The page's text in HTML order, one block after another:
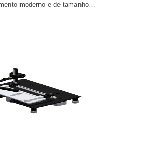
moderno e de tamanho…